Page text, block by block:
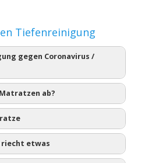
Tiefenreinigung
gegen Coronavirus /
ab?
etwas